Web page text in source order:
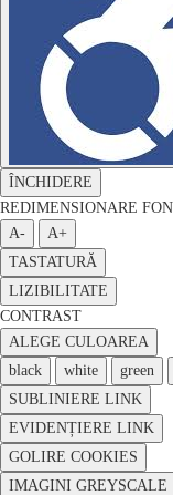
ÎNCHIDERE
REDIMENSIONARE
A-
A+
TASTATURĂ
LIZIBILITATE
CONTRAST
ALEGE CULOAREA
black
white green
SUBLINIERE LINK
EVIDENȚIERE LINK
GOLIRE COOKIES
IMAGINI GREYSCALE